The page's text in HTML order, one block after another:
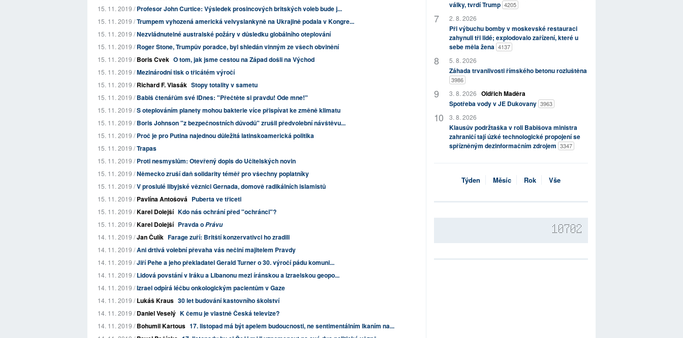
15. 11. 2019 /Profesor John Curtice: Výsledek prosincových britských voleb bude j...
15. 11. 2019 /Trumpem vyhozená americká velvyslankyně na Ukrajině podala v Kongre...
15. 11. 2019 /Nezvládnutelné australské požáry v důsledku globálního oteplování
15. 11. 2019 /Roger Stone, Trumpův poradce, byl shledán vinným ze všech obvinění
15. 11. 2019 /Boris Cvek O tom, jak jsme cestou na Západ došli na Východ
15. 11. 2019 /Mezinárodní tisk o třicátém výročí
15. 11. 2019 /Richard F. Vlasák Stopy totality v sametu
15. 11. 2019 /Babiš čtenářům své IDnes: "Přečtěte si pravdu! Ode mne!"
15. 11. 2019 /S oteplováním planety mohou bakterie více přispívat ke změně klimatu
15. 11. 2019 /Boris Johnson "z bezpečnostních důvodů" zrušil předvolební návštěvu...
15. 11. 2019 /Proč je pro Putina najednou důležitá latinskoamerická politika
15. 11. 2019 /Trapas
15. 11. 2019 /Proti nesmyslům: Otevřený dopis do Učitelských novin
15. 11. 2019 /Německo zruší daň solidarity téměř pro všechny poplatníky
15. 11. 2019 /V proslulé libyjské věznici Gernada, domově radikálních islamistů
15. 11. 2019 /Pavlína Antošová Puberta ve třiceti
15. 11. 2019 /Karel Dolejší Kdo nás ochrání před "ochránci"?
15. 11. 2019 /Karel Dolejší Pravda oPrávu
14. 11. 2019 /Jan Čulík Farage zuří: Britští konzervativci ho zradili
14. 11. 2019 /Ani drtivá volební převaha vás nečiní majitelem Pravdy
14. 11. 2019 /Jiří Pehe a jeho překladatel Gerald Turner o 30. výročí pádu komuni...
14. 11. 2019 /Lidová povstání v Iráku a Libanonu mezi íránskou a izraelskou geopo...
14. 11. 2019 /Izrael odpírá léčbu onkologickým pacientům v Gaze
14. 11. 2019 /Lukáš Kraus 30 let budování kastovního školství
14. 11. 2019 /Daniel Veselý K čemu je vlastně Česká televize?
14. 11. 2019 /Bohumil Kartous 17. listopad má být apelem budoucnosti, ne sentimentálním lkaním na...
války, tvrdí Trump 4205
2. 8. 2026
Při výbuchu bomby v moskevské restauraci
zahynuli tři lidé; explodovalo zařízení, které u
sebe měla žena 4137
5. 8. 2026
Záhada trvanlivosti římského betonu rozluštěna
3986
3. 8. 2026 Oldřich Maděra
Spotřeba vody v JE Dukovany 3963
3. 8. 2026
Klausův podržtaška v roli Babišova ministra
zahraničí tají úzké technologické propojení se
spřízněným dezinformačním zdrojem 3347
Týden Měsíc Rok Vše
10702